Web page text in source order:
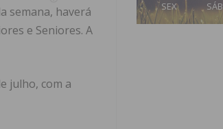
semana, haverá
e Seniores. A
julho, com a
SEX SÁB